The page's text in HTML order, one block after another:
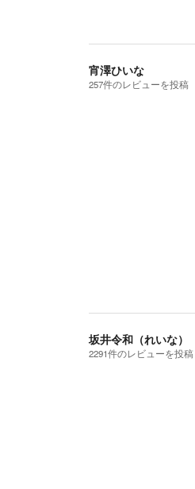
宵澤ひいな
257件のレビューを投稿
坂井令和（れいな）
2291件のレビューを投稿